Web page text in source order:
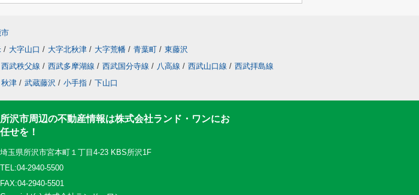
/ 大字山口 / 大字北秋津 / 大字荒幡 / 青葉町 / 東藤沢
西武秩父線 / 西武多摩湖線 / 西武国分寺線 / 八高線 / 西武山口線 / 西武拝島線
秋津 / 武蔵藤沢 / 小手指 / 下山口
所沢市周辺の不動産情報は株式会社ランド・ワンにお
任せを！
埼玉県所沢市宮本町１丁目4-23 KBS所沢1F
TEL:04-2940-5500
FAX:04-2940-5501